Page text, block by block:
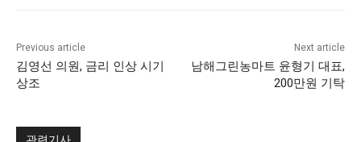
Previous article
김영선 의원, 금리 인상 시기
상조
Next article
남해그린농마트 윤형기 대표,
200만원 기탁
관련기사